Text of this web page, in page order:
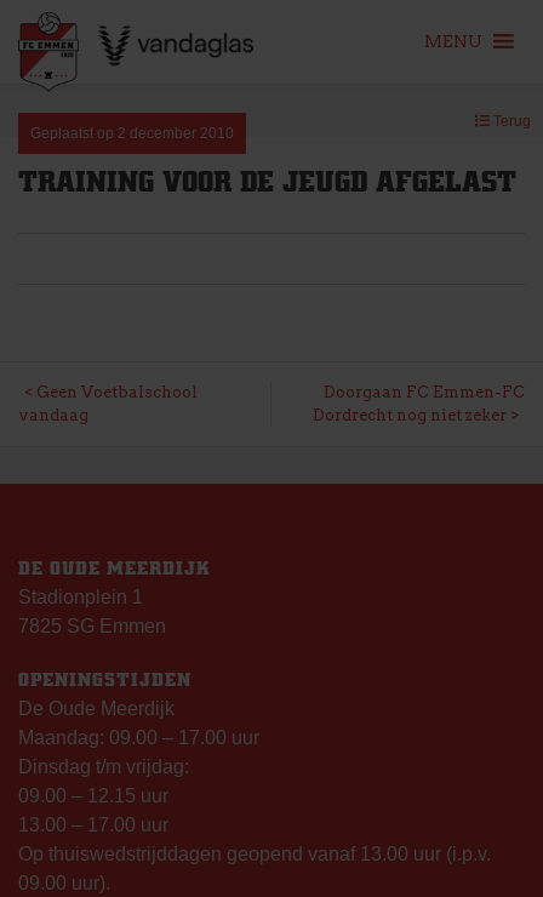
content
MENU
Geplaatst op 2 december 2010
Terug
TRAINING VOOR DE JEUGD AFGELAST
BERICHT
Geen Voetbalschool
vandaag
Doorgaan FC Emmen-FC
Dordrecht nog niet zeker
DE OUDE MEERDIJK
Stadionplein 1
7825 SG Emmen
OPENINGSTIJDEN
De Oude Meerdijk
Maandag: 09.00 – 17.00 uur
Dinsdag t/m vrijdag:
09.00 – 12.15 uur
13.00 – 17.00 uur
Op thuiswedstrijddagen geopend vanaf 13.00 uur (i.p.v.
09.00 uur).